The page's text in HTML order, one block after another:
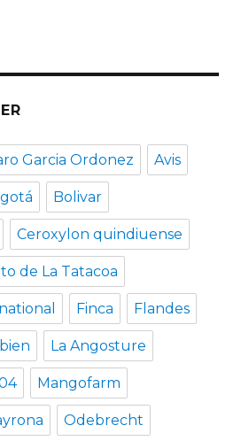
Garcia Ordonez Avis
Bolivar
Ceroxylon quindiuense
de La Tatacoa
Finca Flandes
La Angosture
Mangofarm
Odebrecht